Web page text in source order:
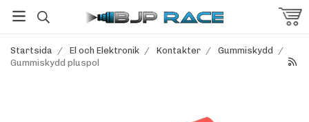
Startsida / El och Elektronik / Kontakter / Gummiskydd
/
Gummiskydd pluspol